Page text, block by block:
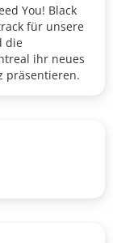
You! Black
für unsere
die
ihr neues
präsentieren.